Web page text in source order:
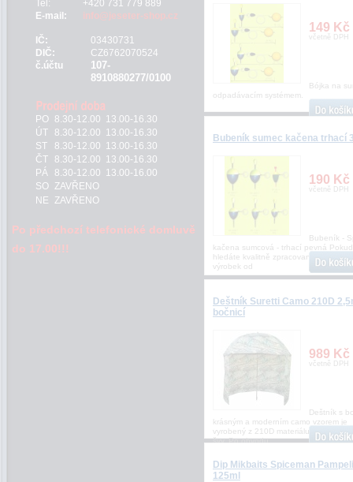
149 Kč
včetně DPH
Bójka na
odpadávacím systémem.
Bubeník sumec kačena trhací
190 Kč
včetně DPH
Bubeník -
kačena sumcová - trhací pevná Pokud
hledáte kvalitně zpracovaný splávek
výrobek od
Deštník Suretti Camo 210D
bočnicí
989 Kč
včetně DPH
Deštník s
krásným a moderním camo vzorem je
vyrobený z 210D materiálu s
švy. Po obvodu
Dip Mikbaits Spiceman
125ml
Tel:
+420 731 779 889
E-mail:
info@jeseter-shop.cz
IČ:
03430731
DIČ:
CZ6762070524
č.účtu
107-
8910880277/0100
PO 8.30-12.00 13.00-16.30
ÚT
8.30-12.00 13.00-16.30
ST
8.30-12.00 13.00-16.30
ČT
8.30-12.00 13.00-16.30
PÁ
8.30-12.00 13.00-16.00
SO ZAVŘENO
NE ZAVŘENO
Po předchozí telefonické domluvě
do 17.00!!!